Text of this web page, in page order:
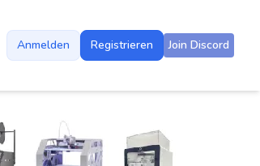
Anmelden Registrieren Join Discord